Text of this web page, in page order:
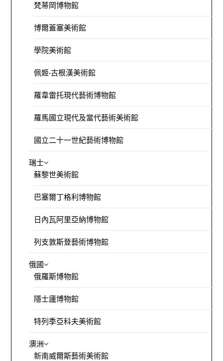
梵蒂岡博物館
博爾蓋塞美術館
學院美術館
佩姬·古根漢美術館
羅韋雷托現代藝術博物館
羅馬國立現代及當代藝術美術館
國立二十一世紀藝術博物館
瑞士
蘇黎世美術館
巴塞爾丁格利博物館
日內瓦阿里亞納博物館
列支敦斯登藝術博物館
俄國
俄羅斯博物館
隱士廬博物館
特列季亞科夫美術館
澳洲
新南威爾斯藝術美術館